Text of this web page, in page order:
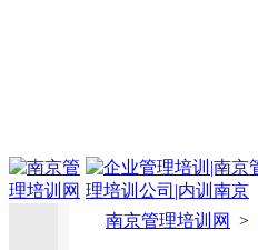
南京管理培训网 >